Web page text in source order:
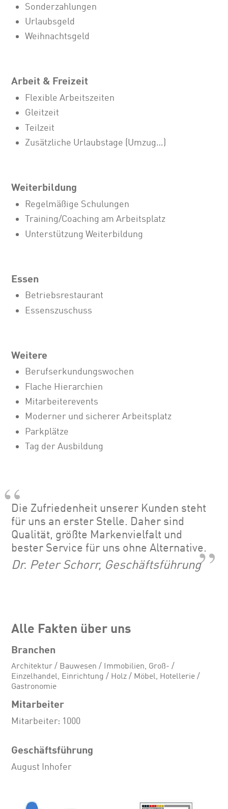
Sonderzahlungen
Urlaubsgeld
Weihnachtsgeld
Arbeit & Freizeit
Flexible Arbeitszeiten
Gleitzeit
Teilzeit
Zusätzliche Urlaubstage (Umzug…)
Weiterbildung
Regelmäßige Schulungen
Training/Coaching am Arbeitsplatz
Unterstützung Weiterbildung
Essen
Betriebsrestaurant
Essenszuschuss
Weitere
Berufserkundungswochen
Flache Hierarchien
Mitarbeiterevents
Moderner und sicherer Arbeitsplatz
Parkplätze
Tag der Ausbildung
Die Zufriedenheit unserer Kunden steht
für uns an erster Stelle. Daher sind
Qualität, größte Markenvielfalt und
bester Service für uns ohne Alternative.
Dr. Peter Schorr, Geschäftsführung
Alle Fakten über uns
Branchen
Architektur / Bauwesen / Immobilien, Groß- /
Einzelhandel, Einrichtung / Holz / Möbel, Hotellerie /
Gastronomie
Mitarbeiter
Mitarbeiter: 1000
Geschäftsführung
August Inhofer